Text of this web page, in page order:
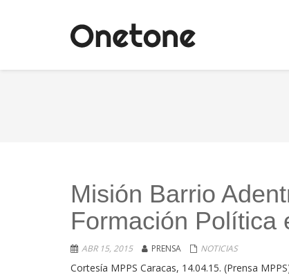
Misión Barrio
Formación Política
ABR 15, 2015 PRENSA NOTICIAS
Cortesía MPPS Caracas, 14.04.15. (Prensa